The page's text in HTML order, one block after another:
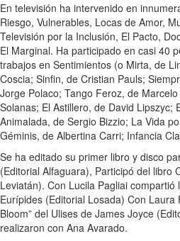
En televisión ha intervenido en
Riesgo, Vulnerables, Locas de Amor,
Televisión por la Inclusión, El Pacto,
El Marginal. Ha participado en casi 40
trabajos en Sentimientos (o Mirta, de
Coscia; Sinfin, de Cristian Pauls;
Jorge Polaco; Tango Feroz, de
Solanas; El Astillero, de David Lipszyc;
Animalada, de Sergio Bizzio; La Vida
Géminis, de Albertina Carri; Infancia
Se ha editado su primer libro y disco
(Editorial Alfaguara), Participó del libro
Leviatán). Con Lucila Pagliai
Eurípides (Editorial Losada) Con Laura
Bloom” del Ulises de James Joyce
realizaron con Ana Avarado.